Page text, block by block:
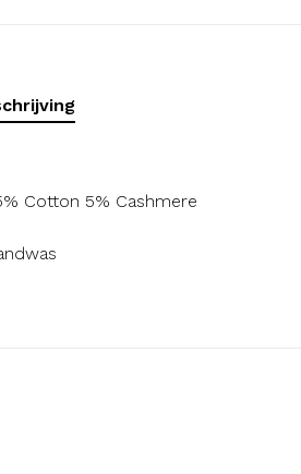
Cotton 5% Cashmere